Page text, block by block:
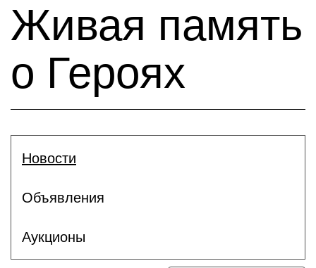
Живая память
о Героях
Новости
Объявления
Аукционы